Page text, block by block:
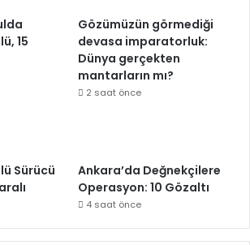
15
Gözümüzün görmediği
devasa imparatorluk:
Dünya gerçekten
mantarların mı?
2 saat önce
Sürücü
Ankara’da Değnekçilere
Operasyon: 10 Gözaltı
4 saat önce